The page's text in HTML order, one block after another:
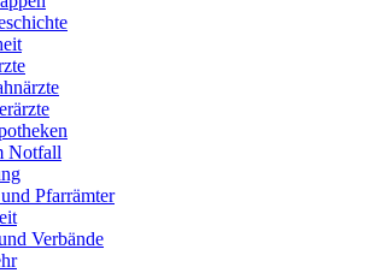
Notfall
Pfarrämter
Verbände